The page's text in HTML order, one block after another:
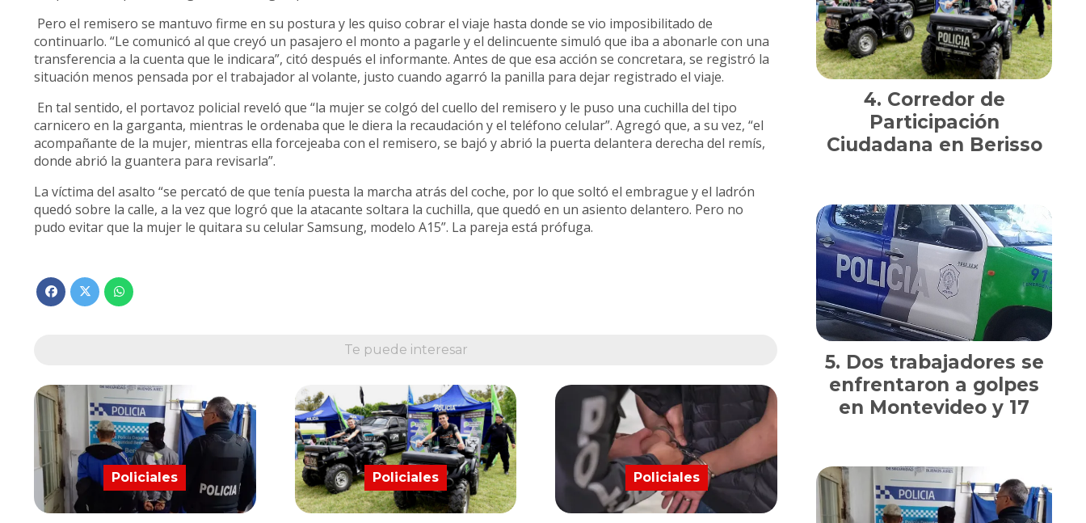
Pero el remisero se mantuvo firme en su postura y les quiso cobrar el viaje hasta donde se vio imposibilitado de
continuarlo. “Le comunicó al que creyó un pasajero el monto a pagarle y el delincuente simuló que iba a abonarle con una
transferencia a la cuenta que le indicara”, citó después el informante. Antes de que esa acción se concretara, se registró la
situación menos pensada por el trabajador al volante, justo cuando agarró la panilla para dejar registrado el viaje.
En tal sentido, el portavoz policial reveló que “la mujer se colgó del cuello del remisero y le puso una cuchilla del tipo
carnicero en la garganta, mientras le ordenaba que le diera la recaudación y el teléfono celular”. Agregó que, a su vez, “el
acompañante de la mujer, mientras ella forcejeaba con el remisero, se bajó y abrió la puerta delantera derecha del remís,
donde abrió la guantera para revisarla”.
La víctima del asalto “se percató de que tenía puesta la marcha atrás del coche, por lo que soltó el embrague y el ladrón
quedó sobre la calle, a la vez que logró que la atacante soltara la cuchilla, que quedó en un asiento delantero. Pero no
pudo evitar que la mujer le quitara su celular Samsung, modelo A15”. La pareja está prófuga.
Te puede interesar
Policiales Policiales Policiales
Corredor de
Participación
Ciudadana en Berisso
Dos trabajadores se
enfrentaron a golpes
en Montevideo y 17